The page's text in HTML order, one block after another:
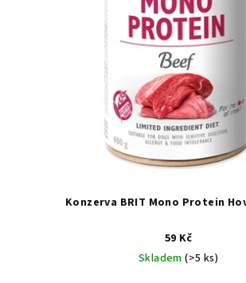
Konzerva BRIT Mono Protein
59 Kč
Skladem(>5 ks)